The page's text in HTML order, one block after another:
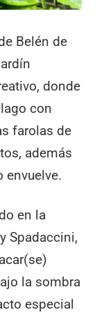
Belén de
donde
con
farolas de
además
envuelve.
en la
Spadaccini,
la sombra
especial